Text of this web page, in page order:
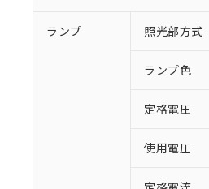
ランプ 照光部方式
ランプ色
定格電圧
使用電圧